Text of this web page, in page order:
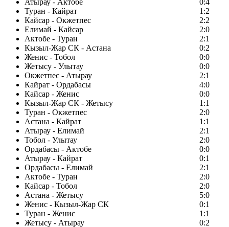
Атырау - Актобе
0:4
Туран - Кайрат
1:2
Кайсар - Окжетпес
2:2
Елимай - Кайсар
2:0
Актобе - Туран
2:1
Кызыл-Жар СК - Астана
0:2
Женис - Тобол
0:0
Жетысу - Улытау
0:0
Окжетпес - Атырау
2:1
Кайрат - Ордабасы
4:0
Кайсар - Женис
0:0
Кызыл-Жар СК - Жетысу
1:1
Туран - Окжетпес
2:0
Астана - Кайрат
1:1
Атырау - Елимай
2:1
Тобол - Улытау
2:0
Ордабасы - Актобе
0:0
Атырау - Кайрат
0:1
Ордабасы - Елимай
2:1
Актобе - Туран
2:0
Кайсар - Тобол
2:0
Астана - Жетысу
5:0
Женис - Кызыл-Жар СК
0:1
Туран - Женис
1:1
Жетысу - Атырау
0:2